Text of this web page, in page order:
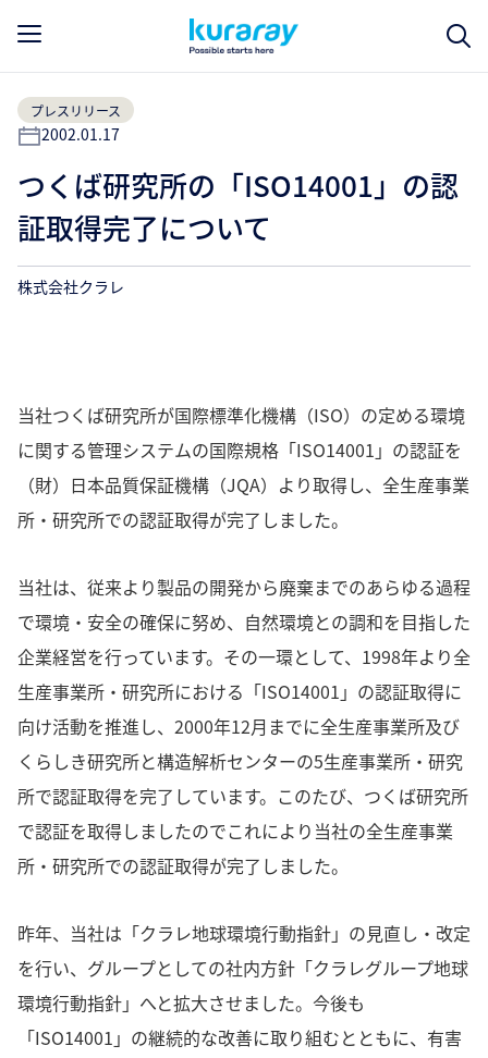
プレスリリース
2002.01.17
つくば研究所の「ISO14001」の認
証取得完了について
株式会社クラレ
当社つくば研究所が国際標準化機構（ISO）の定める環境
に関する管理システムの国際規格「ISO14001」の認証を
（財）日本品質保証機構（JQA）より取得し、全生産事業
所・研究所での認証取得が完了しました。
当社は、従来より製品の開発から廃棄までのあらゆる過程
で環境・安全の確保に努め、自然環境との調和を目指した
企業経営を行っています。その一環として、1998年より全
生産事業所・研究所における「ISO14001」の認証取得に
向け活動を推進し、2000年12月までに全生産事業所及び
くらしき研究所と構造解析センターの5生産事業所・研究
所で認証取得を完了しています。このたび、つくば研究所
で認証を取得しましたのでこれにより当社の全生産事業
所・研究所での認証取得が完了しました。
昨年、当社は「クラレ地球環境行動指針」の見直し・改定
を行い、グループとしての社内方針「クラレグループ地球
環境行動指針」へと拡大させました。今後も
「ISO14001」の継続的な改善に取り組むとともに、有害